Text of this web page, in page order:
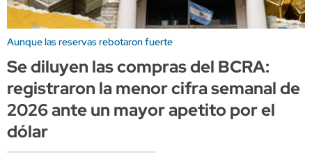
Aunque las reservas rebotaron fuerte
Se diluyen las compras del BCRA:
registraron la menor cifra semanal de
2026 ante un mayor apetito por el
dólar